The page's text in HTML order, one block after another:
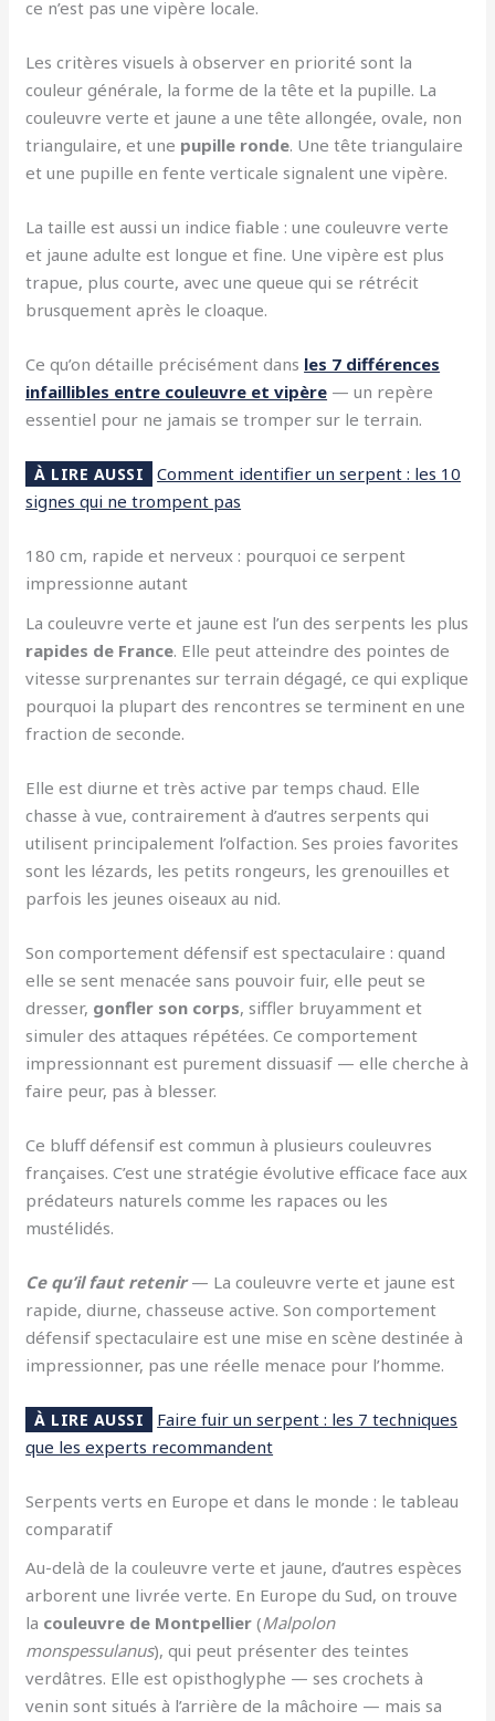
ce n’est pas une vipère locale.
Les critères visuels à observer en priorité sont la
couleur générale, la forme de la tête et la pupille. La
couleuvre verte et jaune a une tête allongée, ovale, non
triangulaire, et une pupille ronde. Une tête triangulaire
et une pupille en fente verticale signalent une vipère.
La taille est aussi un indice fiable : une couleuvre verte
et jaune adulte est longue et fine. Une vipère est plus
trapue, plus courte, avec une queue qui se rétrécit
brusquement après le cloaque.
Ce qu’on détaille précisément dans les 7 différences
infaillibles entre couleuvre et vipère — un repère
essentiel pour ne jamais se tromper sur le terrain.
À LIRE AUSSI
Comment identifier un serpent : les 10
signes qui ne trompent pas
180 cm, rapide et nerveux : pourquoi ce serpent
impressionne autant
La couleuvre verte et jaune est l’un des serpents les plus
rapides de France. Elle peut atteindre des pointes de
vitesse surprenantes sur terrain dégagé, ce qui explique
pourquoi la plupart des rencontres se terminent en une
fraction de seconde.
Elle est diurne et très active par temps chaud. Elle
chasse à vue, contrairement à d’autres serpents qui
utilisent principalement l’olfaction. Ses proies favorites
sont les lézards, les petits rongeurs, les grenouilles et
parfois les jeunes oiseaux au nid.
Son comportement défensif est spectaculaire : quand
elle se sent menacée sans pouvoir fuir, elle peut se
dresser, gonfler son corps, siffler bruyamment et
simuler des attaques répétées. Ce comportement
impressionnant est purement dissuasif — elle cherche à
faire peur, pas à blesser.
Ce bluff défensif est commun à plusieurs couleuvres
françaises. C’est une stratégie évolutive efficace face aux
prédateurs naturels comme les rapaces ou les
mustélidés.
Ce qu’il faut retenir— La couleuvre verte et jaune est
rapide, diurne, chasseuse active. Son comportement
défensif spectaculaire est une mise en scène destinée à
impressionner, pas une réelle menace pour l’homme.
À LIRE AUSSI
Faire fuir un serpent : les 7 techniques
que les experts recommandent
Serpents verts en Europe et dans le monde : le tableau
comparatif
Au-delà de la couleuvre verte et jaune, d’autres espèces
arborent une livrée verte. En Europe du Sud, on trouve
la couleuvre de Montpellier (Malpolon
monspessulanus), qui peut présenter des teintes
verdâtres. Elle est opisthoglyphe — ses crochets à
venin sont situés à l’arrière de la mâchoire — mais sa